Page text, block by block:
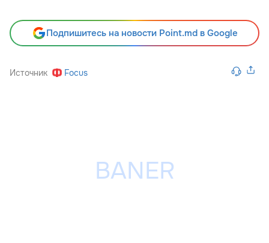
Подпишитесь на новости Point.md в Google
Источник Focus